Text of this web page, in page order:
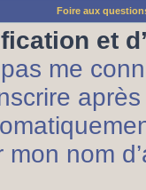
Foire aux
et
me
nom